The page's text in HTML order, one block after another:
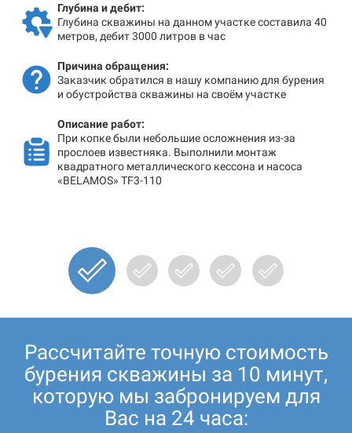
Глубина и дебит:
Глубина скважины на данном участке составила 40
метров, дебит 3000 литров в час
Причина обращения:
Заказчик обратился в нашу компанию для бурения
и обустройства скважины на своём участке
Описание работ:
При копке были небольшие осложнения из-за
прослоев известняка. Выполнили монтаж
квадратного металлического кессона и насоса
«BELAMOS» TF3-110
Рассчитайте точную стоимость
бурения скважины за 10 минут,
которую мы забронируем для
Вас на 24 часа: